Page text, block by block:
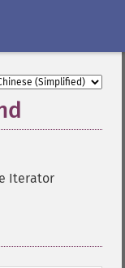
Iterator